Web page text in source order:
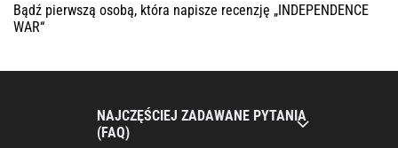
Bądź pierwszą osobą, która napisze recenzję „INDEPENDENCE
WAR“
NAJCZĘŚCIEJ ZADAWANE PYTANIA
(FAQ)